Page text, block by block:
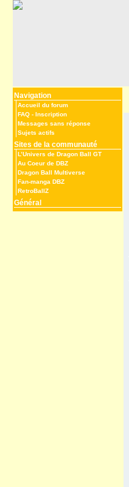
Navigation
Accueil du forum
FAQ - Inscription
Messages sans réponse
Sujets actifs
Sites de la communauté
L’Univers de Dragon Ball GT
Au Coeur de DBZ
Dragon Ball Multiverse
Fan-manga DBZ
RetroBallZ
Général